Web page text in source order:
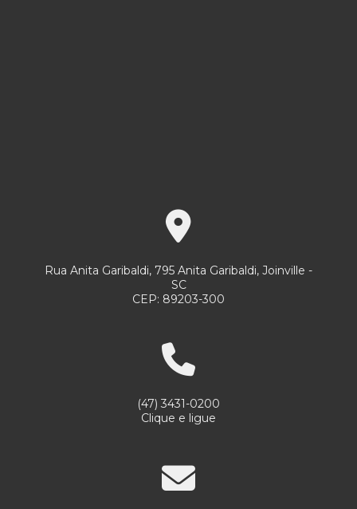
Serviços de limpeza e jardinagem
Serviços de portaria 24 horas
Serviços de portaria e limpeza
Serviços de portaria e recepção
Serviços de portaria e segurança
Serviços de recepção e portaria
Rua Anita Garibaldi, 795 Anita Garibaldi, Joinville -
SC
CEP: 89203-300
(47) 3431-0200
Clique e ligue